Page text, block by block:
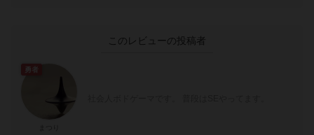
このレビューの投稿者